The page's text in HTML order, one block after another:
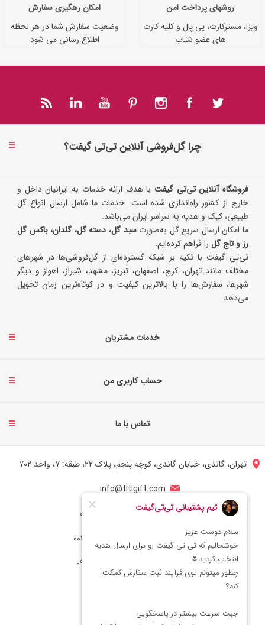
روشهای پرداخت امن
ویزا، مسترکارت، پی پال و کلیه کارت
های عضو شتاب
امکان رهگیری سفارش
وضعیت سفارش شما در هر لحظه
اطلاع رسانی می شود
چرا گل‌فروشی آنلاین تی‌تی گیفت؟
فروشگاه آنلاین تی‌تی گیفتبا هدف ارائه خدمات به ایرانیان داخل و
خارج از کشور راه‌اندازی شده است. خدمات ما شامل ارسال انواع گل
طبیعی، کیک و هدیه به سراسر ایران می‌باشد.
ما امکان ارسال سریع گل به‌صورتسبد گل، دسته گل، گلدان، باکس گل
رز و تاج گل را فراهم کرده‌ایم.
تی‌تی گیفت با تکیه بر شبکه گسترده‌ای از گل‌فروشی‌ها در شهرهای
مختلف مانند تهران، کرج، اصفهان، تبریز، مشهد، شیراز، اهواز و دیگر
شهرها، سفارش‌ها را با بالاترین کیفیت و در کوتاه‌ترین زمان تحویل
می‌دهد.
خدمات مشتریان
حساب کاربری من
تماس با ما
تهران، گاندی، خیابان گاندی، کوچه پنجم، پلاک 22، طبقه: 7، واحد 702
info@titigift.com
شماره تماس ایران: 02166066403
شماره تماس آمریکا: 0014088054942